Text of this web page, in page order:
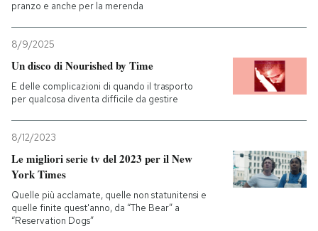
pranzo e anche per la merenda
8/9/2025
Un disco di Nourished by Time
E delle complicazioni di quando il trasporto
per qualcosa diventa difficile da gestire
8/12/2023
Le migliori serie tv del 2023 per il New
York Times
Quelle più acclamate, quelle non statunitensi e
quelle finite quest'anno, da “The Bear” a
“Reservation Dogs”